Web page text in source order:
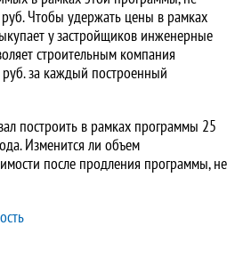
Чтобы удержать цены в рамках
у застройщиков инженерные
строительным компания
за каждый построенный
построить в рамках программы 25
Изменится ли объем
после продления программы, не